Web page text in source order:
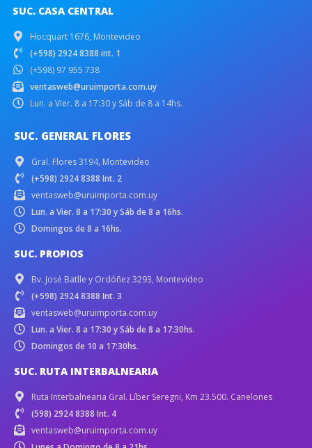
SUC. CASA CENTRAL
Hocquart 1676, Montevideo
(+598) 2924 8388 int. 1
(+598) 97 955 738
ventasweb@uruimporta.com.uy
Lun. a Vier. 8 a 17:30 y Sáb de 8 a 14hs.
SUC. GENERAL FLORES
Gral. Flores 3194, Montevideo
(+598) 2924 8388 Int. 2
ventasweb@uruimporta.com.uy
Lun. a Vier. 8 a 17:30 y Sáb de 8 a 16hs.
Domingos de 8 a 16hs.
SUC. PROPIOS
Bv. José Batlle y Ordóñez 3293, Montevideo
(+598) 2924 8388 Int. 3
ventasweb@uruimporta.com.uy
Lun. a Vier. 8 a 17:30 y Sáb de 8 a 17:30hs.
Domingos de 10 a 17:30hs.
SUC. RUTA INTERBALNEARIA
Ruta Interbalnearia Gral. Líber Seregni, Km 23.500. Canelones
(598) 2924 8388 Int. 4
ventasweb@uruimporta.com.uy